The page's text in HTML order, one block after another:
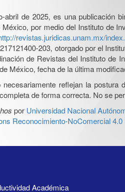
de 2025, es una publicación
por medio del Instituto de
revistas.juridicas.unam.mx/
203, otorgado por el
de Revistas del Instituto
México, fecha de la última
reflejan la
de forma correcta. No se
por Universidad Nacional
Reconocimiento-NoComercial 4.0
Académica